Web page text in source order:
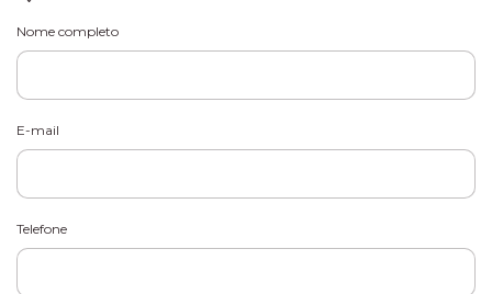
Nome completo
E-mail
Telefone